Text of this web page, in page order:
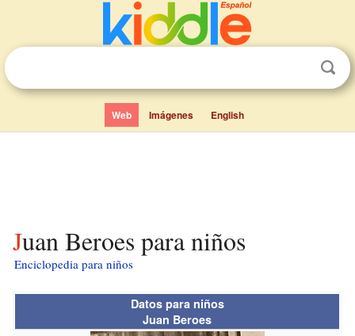
Web Imágenes English
Juan Beroes para niños
Enciclopedia para niños
Datos para niños
Juan Beroes